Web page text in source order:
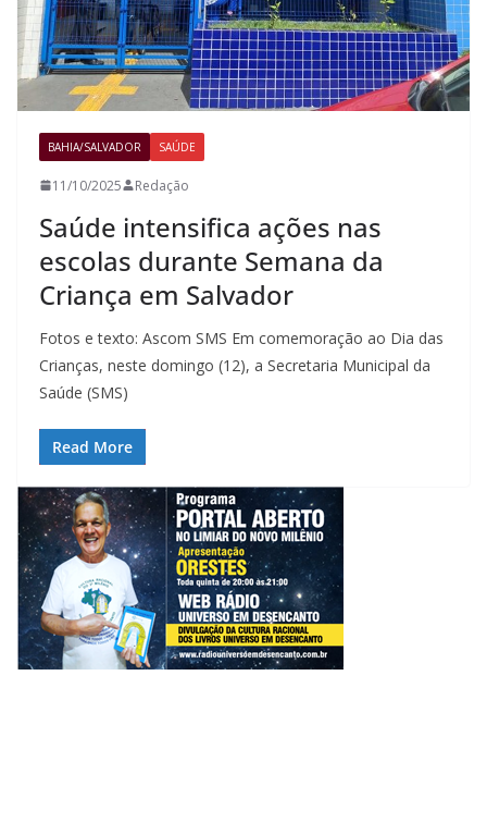
BAHIA/SALVADOR SAÚDE
11/10/2025 Redação
Saúde intensifica ações nas
escolas durante Semana da
Criança em Salvador
Fotos e texto: Ascom SMS Em comemoração ao Dia das
Crianças, neste domingo (12), a Secretaria Municipal da
Saúde (SMS)
Read More